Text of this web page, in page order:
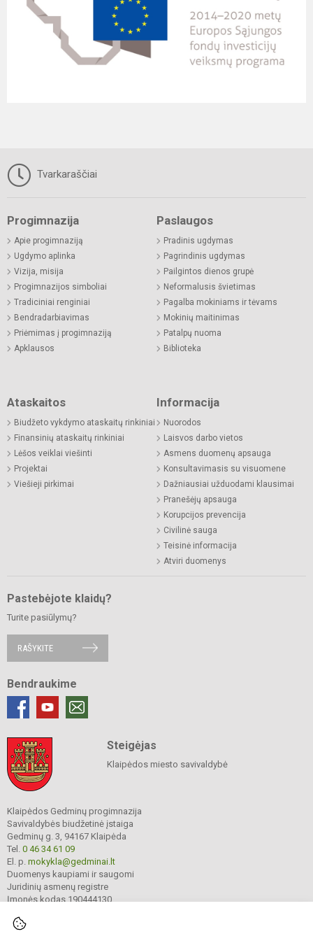
Tvarkaraščiai
Progimnazija
Apie progimnaziją
Ugdymo aplinka
Vizija, misija
Progimnazijos simboliai
Tradiciniai renginiai
Bendradarbiavimas
Priėmimas į progimnaziją
Apklausos
Paslaugos
Pradinis ugdymas
Pagrindinis ugdymas
Pailgintos dienos grupė
Neformalusis švietimas
Pagalba mokiniams ir tėvams
Mokinių maitinimas
Patalpų nuoma
Biblioteka
Ataskaitos
Biudžeto vykdymo ataskaitų rinkiniai
Finansinių ataskaitų rinkiniai
Lėšos veiklai viešinti
Projektai
Viešieji pirkimai
Informacija
Nuorodos
Laisvos darbo vietos
Asmens duomenų apsauga
Konsultavimasis su visuomene
Dažniausiai užduodami klausimai
Pranešėjų apsauga
Korupcijos prevencija
Civilinė sauga
Teisinė informacija
Atviri duomenys
Pastebėjote klaidų?
Turite pasiūlymų?
RAŠYKITE
Bendraukime
Steigėjas
Klaipėdos miesto savivaldybė
Klaipėdos Gedminų progimnazija
Savivaldybės biudžetinė įstaiga
Gedminų g. 3, 94167 Klaipėda
Tel. 0 46 34 61 09
El. p. mokykla@gedminai.lt
Duomenys kaupiami ir saugomi
Juridinių asmenų registre
Įmonės kodas 190444130